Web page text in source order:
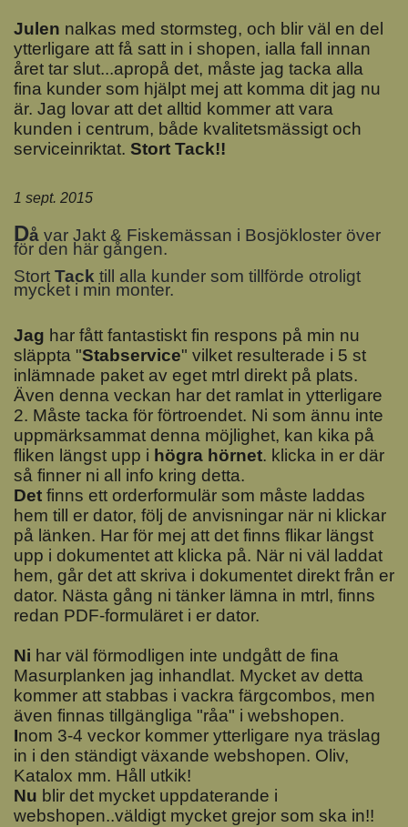
Julen nalkas med stormsteg, och blir väl en del
ytterligare att få satt in i shopen, ialla fall innan
året tar slut...apropå det, måste jag tacka alla
fina kunder som hjälpt mej att komma dit jag nu
är. Jag lovar att det alltid kommer att vara
kunden i centrum, både kvalitetsmässigt och
serviceinriktat. Stort Tack!!
1 sept. 2015
Då var Jakt & Fiskemässan i Bosjökloster över
för den här gången.
Stort Tack till alla kunder som tillförde otroligt
mycket i min monter.
Jag har fått fantastiskt fin respons på min nu
släppta "Stabservice" vilket resulterade i 5 st
inlämnade paket av eget mtrl direkt på plats.
Även denna veckan har det ramlat in ytterligare
2. Måste tacka för förtroendet. Ni som ännu inte
uppmärksammat denna möjlighet, kan kika på
fliken längst upp i högra hörnet. klicka in er där
så finner ni all info kring detta.
Det finns ett orderformulär som måste laddas
hem till er dator, följ de anvisningar när ni klickar
på länken. Har för mej att det finns flikar längst
upp i dokumentet att klicka på. När ni väl laddat
hem, går det att skriva i dokumentet direkt från er
dator. Nästa gång ni tänker lämna in mtrl, finns
redan PDF-formuläret i er dator.
Ni har väl förmodligen inte undgått de fina
Masurplanken jag inhandlat. Mycket av detta
kommer att stabbas i vackra färgcombos, men
även finnas tillgängliga "råa" i webshopen.
Inom 3-4 veckor kommer ytterligare nya träslag
in i den ständigt växande webshopen. Oliv,
Katalox mm. Håll utkik!
Nu blir det mycket uppdaterande i
webshopen..väldigt mycket grejor som ska in!!